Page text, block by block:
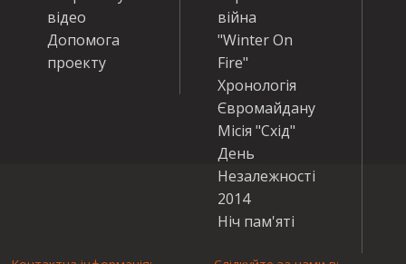
відео
Допомога
проекту
війна
"Winter On
Fire"
Хронологія
Євромайдану
Місія "Схід"
День
Незалежності
2014
Ніч пам'яті